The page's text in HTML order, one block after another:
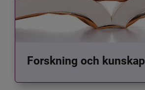
Forskning och kunskap